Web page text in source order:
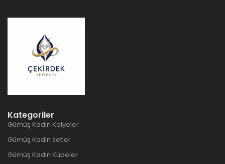
Kategoriler
Gümüş Kadın Kolyeler
Gümüş Kadin setler
Gümüş Kadın Küpeler